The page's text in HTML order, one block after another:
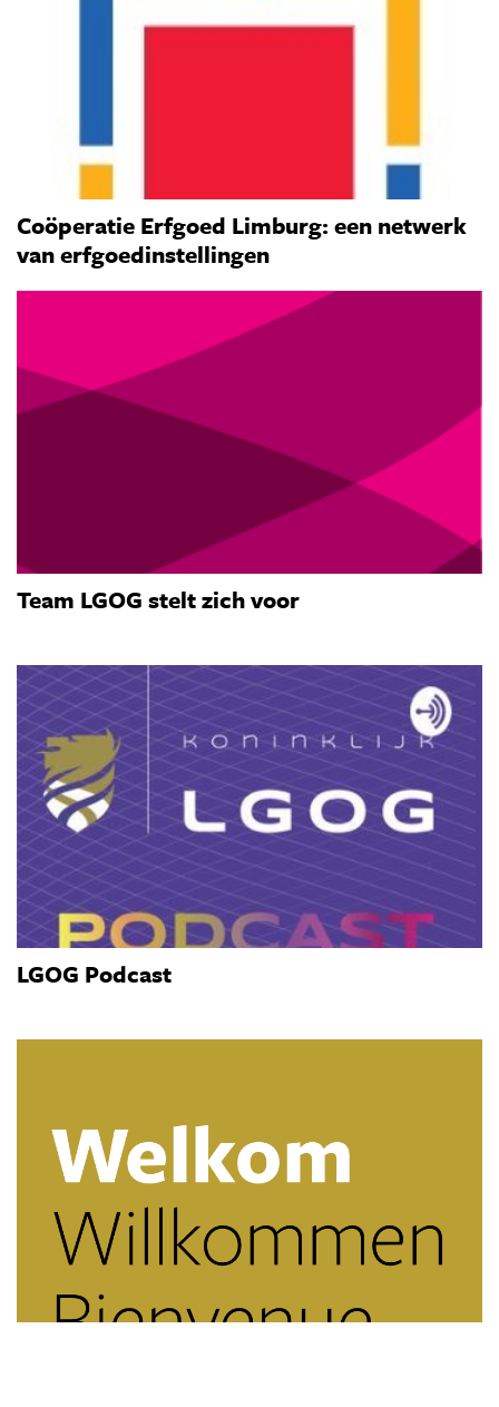
Coöperatie Erfgoed Limburg: een netwerk
van erfgoedinstellingen
Team LGOG stelt zich voor
LGOG Podcast